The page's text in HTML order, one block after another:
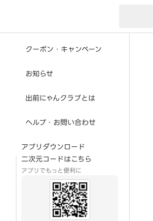
クーポン・キャンペーン
お知らせ
出前にゃんクラブとは
ヘルプ・お問い合わせ
アプリダウンロード
二次元コードはこちら
アプリでもっと便利に